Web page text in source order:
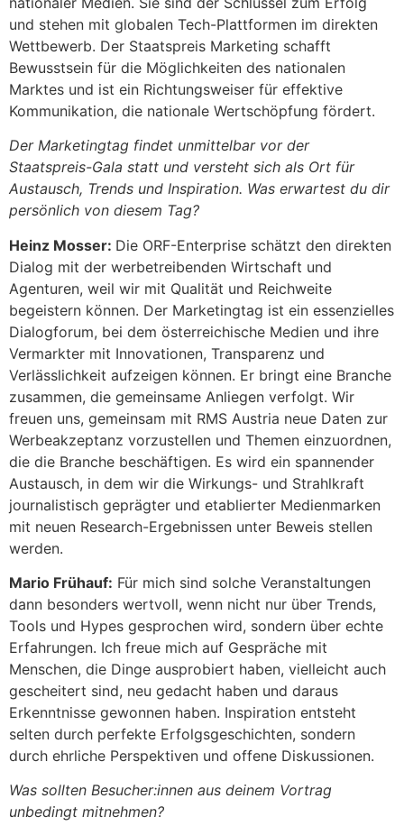
und stehen mit globalen Tech-Plattformen im direkten
Wettbewerb. Der Staatspreis Marketing schafft
Bewusstsein für die Möglichkeiten des nationalen
Marktes und ist ein Richtungsweiser für effektive
Kommunikation, die nationale Wertschöpfung fördert.
Der Marketingtag findet unmittelbar vor der
Staatspreis-Gala statt und versteht sich als Ort für
Austausch, Trends und Inspiration. Was erwartest du dir
persönlich von diesem Tag?
Heinz Mosser: Die ORF-Enterprise schätzt den direkten
Dialog mit der werbetreibenden Wirtschaft und
Agenturen, weil wir mit Qualität und Reichweite
begeistern können. Der Marketingtag ist ein essenzielles
Dialogforum, bei dem österreichische Medien und ihre
Vermarkter mit Innovationen, Transparenz und
Verlässlichkeit aufzeigen können. Er bringt eine Branche
zusammen, die gemeinsame Anliegen verfolgt. Wir
freuen uns, gemeinsam mit RMS Austria neue Daten zur
Werbeakzeptanz vorzustellen und Themen einzuordnen,
die die Branche beschäftigen. Es wird ein spannender
Austausch, in dem wir die Wirkungs- und Strahlkraft
journalistisch geprägter und etablierter Medienmarken
mit neuen Research-Ergebnissen unter Beweis stellen
werden.
Mario Frühauf: Für mich sind solche Veranstaltungen
dann besonders wertvoll, wenn nicht nur über Trends,
Tools und Hypes gesprochen wird, sondern über echte
Erfahrungen. Ich freue mich auf Gespräche mit
Menschen, die Dinge ausprobiert haben, vielleicht auch
gescheitert sind, neu gedacht haben und daraus
Erkenntnisse gewonnen haben. Inspiration entsteht
selten durch perfekte Erfolgsgeschichten, sondern
durch ehrliche Perspektiven und offene Diskussionen.
Was sollten Besucher:innen aus deinem Vortrag
unbedingt mitnehmen?